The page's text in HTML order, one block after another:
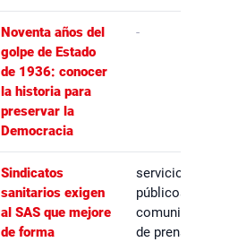
Noventa años del
golpe de Estado
de 1936: conocer
la historia para
preservar la
Democracia
-
Sindicatos
sanitarios exigen
al SAS que mejore
de forma
servicios
públicos,
comunicados
de prensa